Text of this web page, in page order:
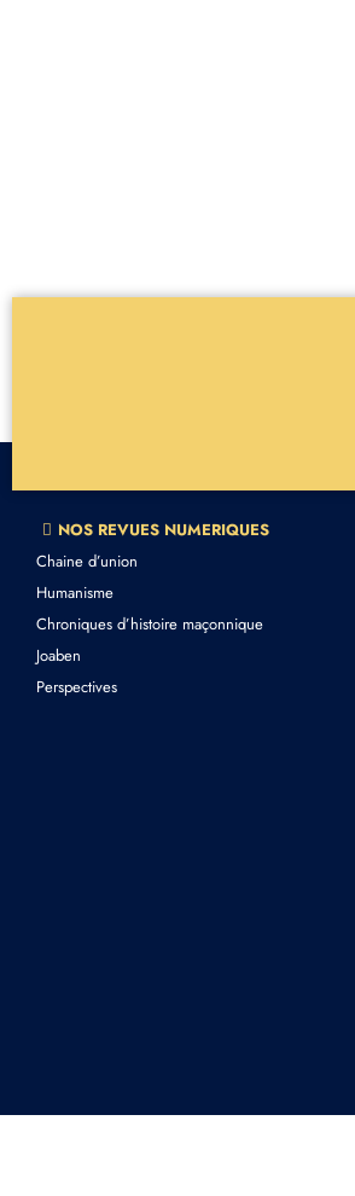
NOS REVUES NUMERIQUES
Chaine d’union
Humanisme
Chroniques d’histoire maçonnique
Joaben
Perspectives